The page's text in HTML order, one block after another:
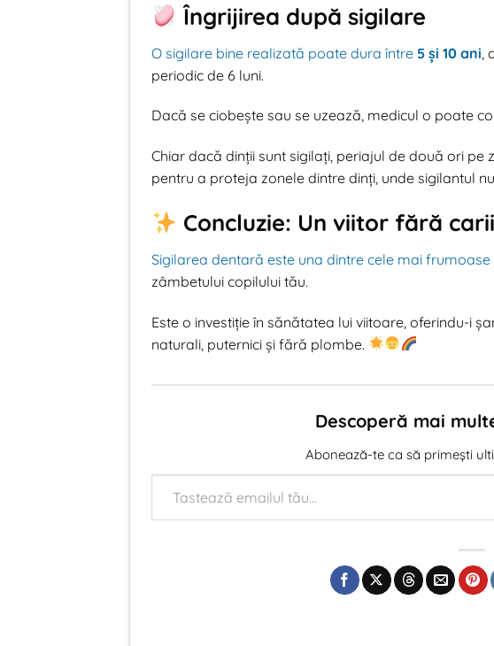
Îngrijirea după sigilare
O sigilare bine realizată poate dura între 5 și 10 ani
periodic de 6 luni.
Dacă se ciobește sau se uzează, medicul o poate
Chiar dacă dinții sunt sigilați, periajul de două ori
pentru a proteja zonele dintre dinți, unde sigilantul
Concluzie: Un viitor fără carii
Sigilarea dentară este una dintre cele mai frumoase
zâmbetului copilului tău.
Este o investiție în sănătatea lui viitoare, oferindu-i
naturali, puternici și fără plombe.
Descoperă mai
Abonează-te ca să primești
Tastează emailul tău...